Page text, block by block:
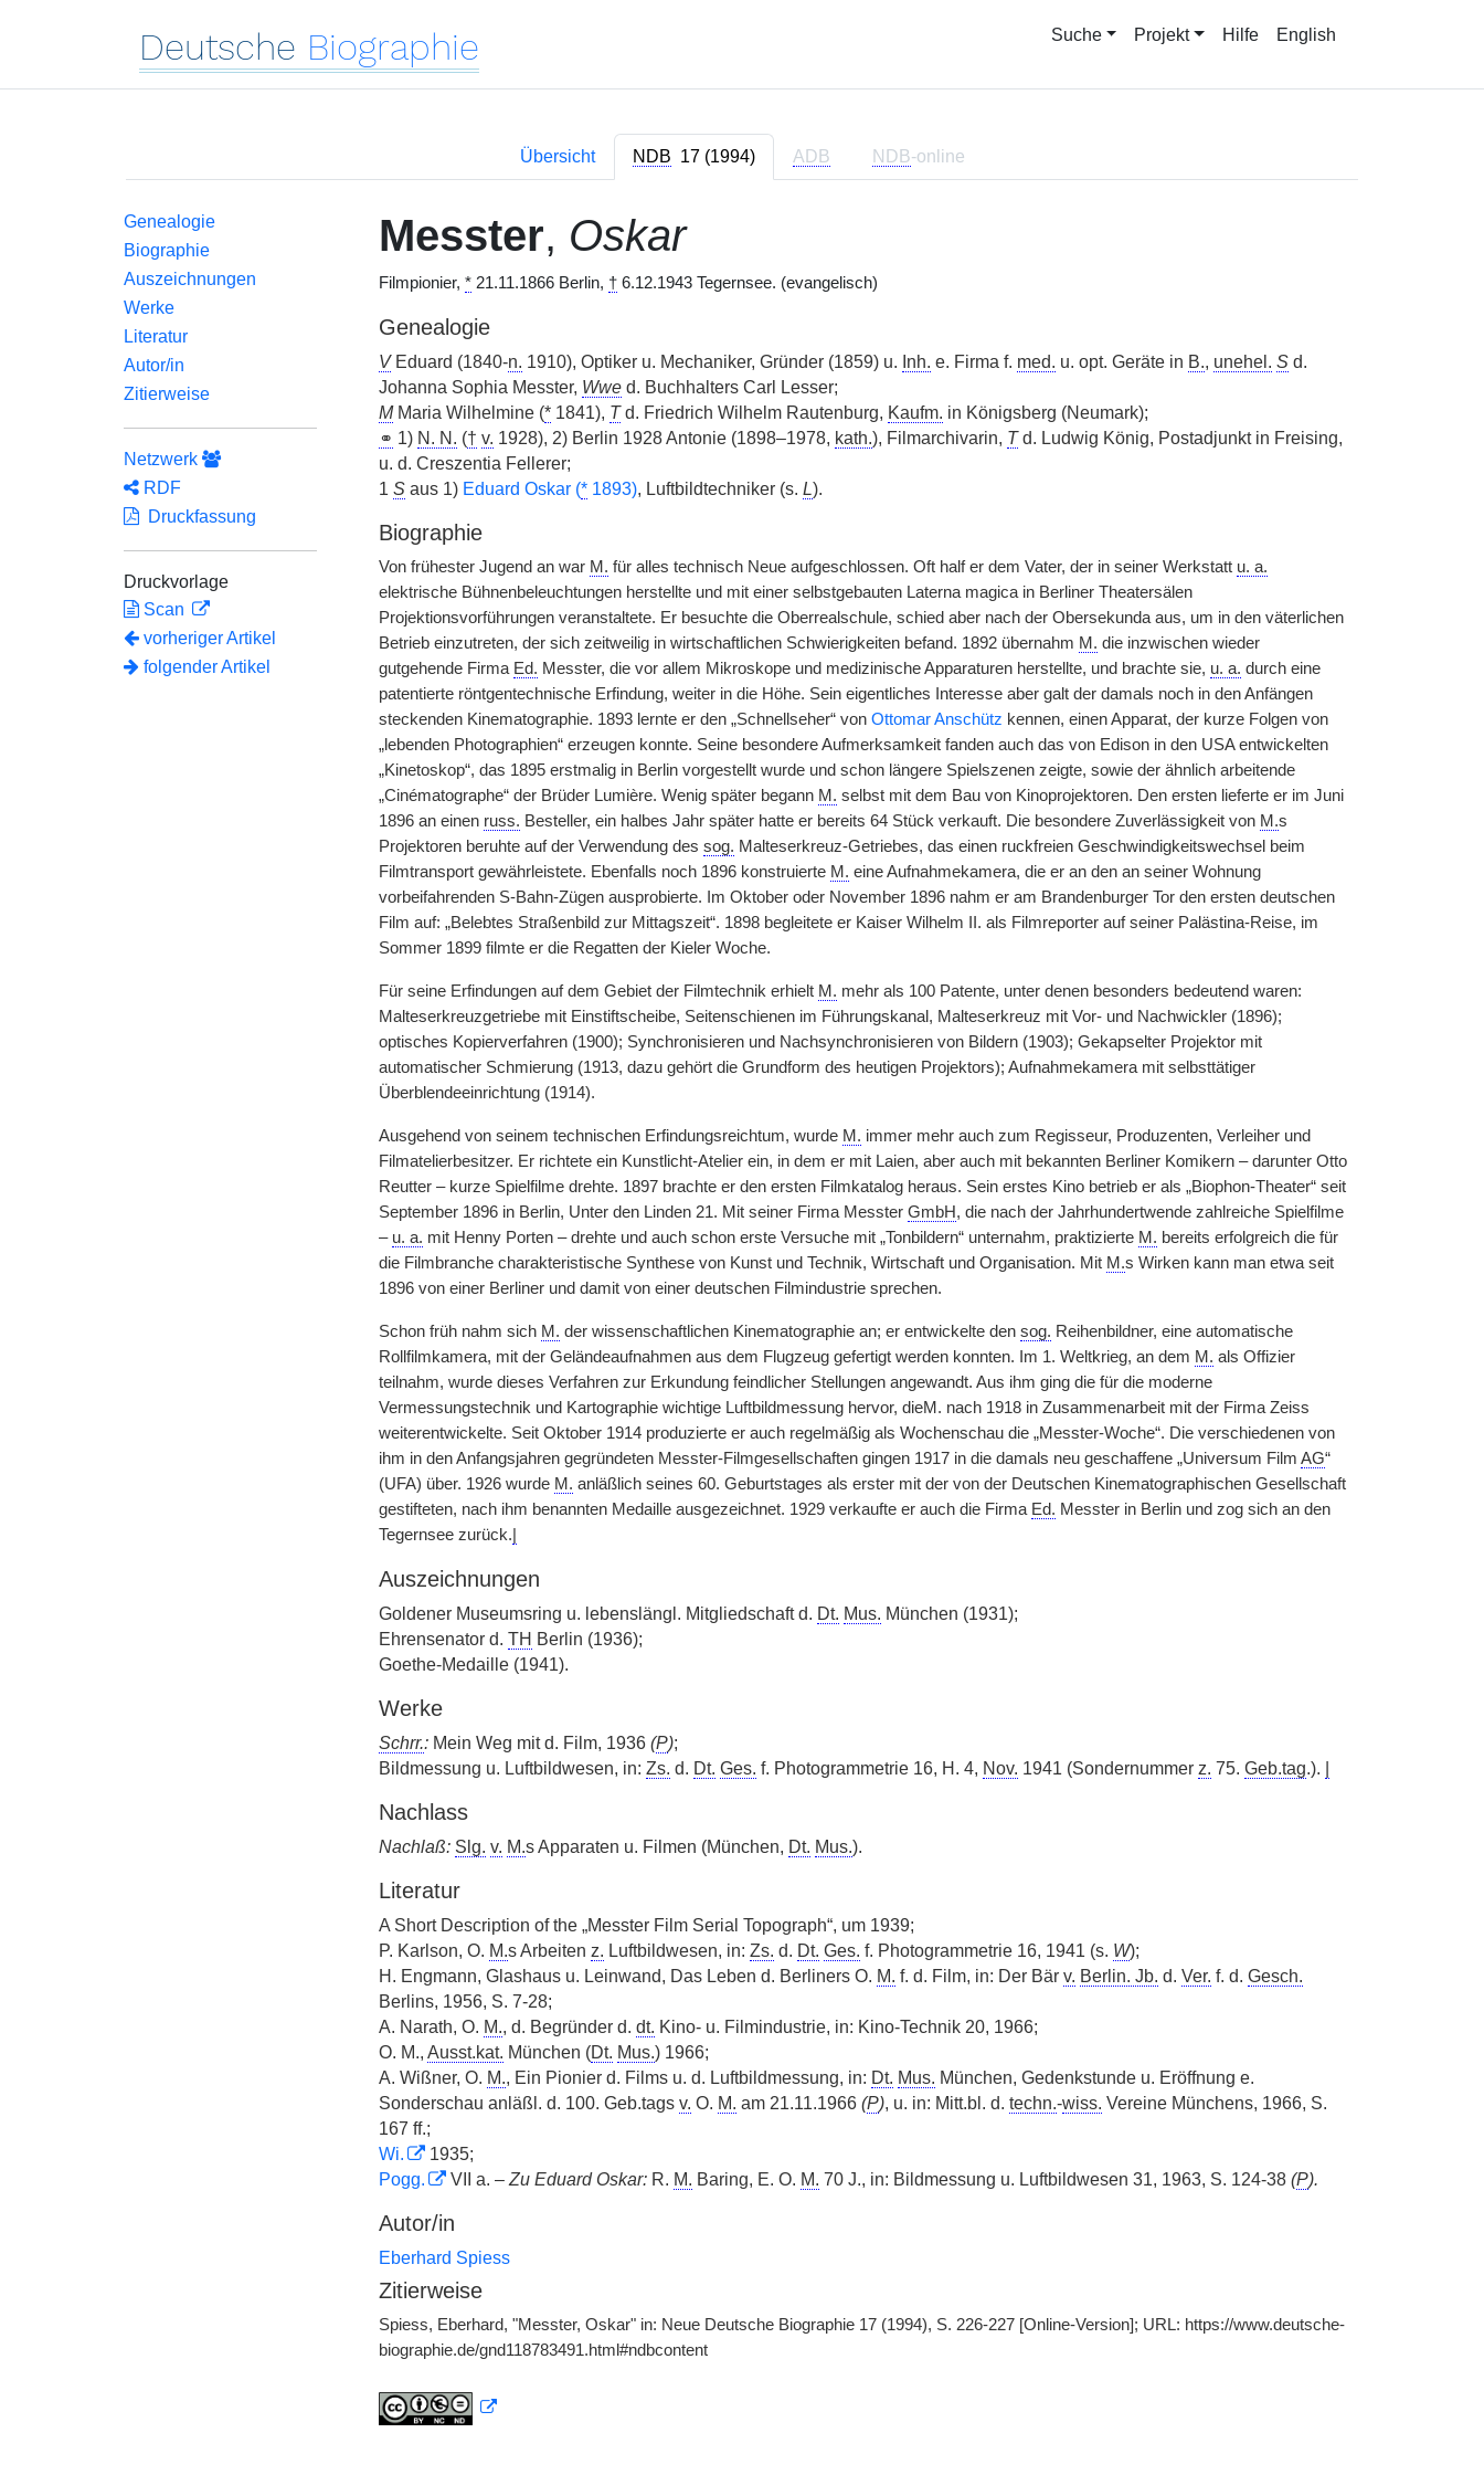
Deutsche Biographie Suche Projekt Hilfe English
Übersicht NDB 17 (1994) ADB NDB-online
Genealogie
Biographie
Auszeichnungen
Werke
Literatur
Autor/in
Zitierweise
Netzwerk
RDF
Druckfassung
Druckvorlage
Scan
vorheriger Artikel
folgender Artikel
Messter, Oskar
Filmpionier, *21.11.1866 Berlin, †6.12.1943 Tegernsee. (evangelisch)
Genealogie
VEduard (1840-n. 1910), Optiker u. Mechaniker, Gründer (1859) u. Inh. e. Firma f. med. u. opt. Geräte in B., unehel. Sd.
Johanna Sophia Messter, Wwed. Buchhalters Carl Lesser;
MMaria Wilhelmine (*1841), Td. Friedrich Wilhelm Rautenburg, Kaufm. in Königsberg (Neumark);
⚭ 1) N. N. († v. 1928), 2) Berlin 1928 Antonie (1898–1978, kath.), Filmarchivarin, Td. Ludwig König, Postadjunkt in Freising,
u. d. Creszentia Fellerer;
1 Saus 1) Eduard Oskar (*1893), Luftbildtechniker (s. L).
Biographie
Von frühester Jugend an war M. für alles technisch Neue aufgeschlossen. Oft half er dem Vater, der in seiner Werkstatt u. a.
elektrische Bühnenbeleuchtungen herstellte und mit einer selbstgebauten Laterna magica in Berliner Theatersälen
Projektionsvorführungen veranstaltete. Er besuchte die Oberrealschule, schied aber nach der Obersekunda aus, um in den väterlichen
Betrieb einzutreten, der sich zeitweilig in wirtschaftlichen Schwierigkeiten befand. 1892 übernahm M. die inzwischen wieder
gutgehende Firma Ed. Messter, die vor allem Mikroskope und medizinische Apparaturen herstellte, und brachte sie, u. a. durch eine
patentierte röntgentechnische Erfindung, weiter in die Höhe. Sein eigentliches Interesse aber galt der damals noch in den Anfängen
steckenden Kinematographie. 1893 lernte er den „Schnellseher“ von Ottomar Anschütz kennen, einen Apparat, der kurze Folgen von
„lebenden Photographien“ erzeugen konnte. Seine besondere Aufmerksamkeit fanden auch das von Edison in den USA entwickelten
„Kinetoskop“, das 1895 erstmalig in Berlin vorgestellt wurde und schon längere Spielszenen zeigte, sowie der ähnlich arbeitende
„Cinématographe“ der Brüder Lumière. Wenig später begann M. selbst mit dem Bau von Kinoprojektoren. Den ersten lieferte er im Juni
1896 an einen russ. Besteller, ein halbes Jahr später hatte er bereits 64 Stück verkauft. Die besondere Zuverlässigkeit von M.s
Projektoren beruhte auf der Verwendung des sog. Malteserkreuz-Getriebes, das einen ruckfreien Geschwindigkeitswechsel beim
Filmtransport gewährleistete. Ebenfalls noch 1896 konstruierte M. eine Aufnahmekamera, die er an den an seiner Wohnung
vorbeifahrenden S-Bahn-Zügen ausprobierte. Im Oktober oder November 1896 nahm er am Brandenburger Tor den ersten deutschen
Film auf: „Belebtes Straßenbild zur Mittagszeit“. 1898 begleitete er Kaiser Wilhelm II. als Filmreporter auf seiner Palästina-Reise, im
Sommer 1899 filmte er die Regatten der Kieler Woche.
Für seine Erfindungen auf dem Gebiet der Filmtechnik erhielt M. mehr als 100 Patente, unter denen besonders bedeutend waren:
Malteserkreuzgetriebe mit Einstiftscheibe, Seitenschienen im Führungskanal, Malteserkreuz mit Vor- und Nachwickler (1896);
optisches Kopierverfahren (1900); Synchronisieren und Nachsynchronisieren von Bildern (1903); Gekapselter Projektor mit
automatischer Schmierung (1913, dazu gehört die Grundform des heutigen Projektors); Aufnahmekamera mit selbsttätiger
Überblendeeinrichtung (1914).
Ausgehend von seinem technischen Erfindungsreichtum, wurde M. immer mehr auch| zum Regisseur, Produzenten, Verleiher und
Filmatelierbesitzer. Er richtete ein Kunstlicht-Atelier ein, in dem er mit Laien, aber auch mit bekannten Berliner Komikern – darunter Otto
Reutter – kurze Spielfilme drehte. 1897 brachte er den ersten Filmkatalog heraus. Sein erstes Kino betrieb er als „Biophon-Theater“ seit
September 1896 in Berlin, Unter den Linden 21. Mit seiner Firma Messter GmbH, die nach der Jahrhundertwende zahlreiche Spielfilme
– u. a. mit Henny Porten – drehte und auch schon erste Versuche mit „Tonbildern“ unternahm, praktizierte M. bereits erfolgreich die für
die Filmbranche charakteristische Synthese von Kunst und Technik, Wirtschaft und Organisation. Mit M.s Wirken kann man etwa seit
1896 von einer Berliner und damit von einer deutschen Filmindustrie sprechen.
Schon früh nahm sich M. der wissenschaftlichen Kinematographie an; er entwickelte den sog. Reihenbildner, eine automatische
Rollfilmkamera, mit der Geländeaufnahmen aus dem Flugzeug gefertigt werden konnten. Im 1. Weltkrieg, an dem M. als Offizier
teilnahm, wurde dieses Verfahren zur Erkundung feindlicher Stellungen angewandt. Aus ihm ging die für die moderne
Vermessungstechnik und Kartographie wichtige Luftbildmessung hervor, dieM. nach 1918 in Zusammenarbeit mit der Firma Zeiss
weiterentwickelte. Seit Oktober 1914 produzierte er auch regelmäßig als Wochenschau die „Messter-Woche“. Die verschiedenen von
ihm in den Anfangsjahren gegründeten Messter-Filmgesellschaften gingen 1917 in die damals neu geschaffene „Universum Film AG“
(UFA) über. 1926 wurde M. anläßlich seines 60. Geburtstages als erster mit der von der Deutschen Kinematographischen Gesellschaft
gestifteten, nach ihm benannten Medaille ausgezeichnet. 1929 verkaufte er auch die Firma Ed. Messter in Berlin und zog sich an den
Tegernsee zurück.
Auszeichnungen
Goldener Museumsring u. lebenslängl. Mitgliedschaft d. Dt. Mus. München (1931);
Ehrensenator d. TH Berlin (1936);
Goethe-Medaille (1941).
Werke
Schrr.:Mein Weg mit d. Film, 1936 (P);
Bildmessung u. Luftbildwesen, in: Zs. d. Dt. Ges. f. Photogrammetrie 16, H. 4, Nov. 1941 (Sondernummer z. 75. Geb.tag.).
Nachlass
Nachlaß: Slg. v. M.s Apparaten u. Filmen (München, Dt. Mus.).
Literatur
A Short Description of the „Messter Film Serial Topograph“, um 1939;
P. Karlson, O. M.s Arbeiten z. Luftbildwesen, in: Zs. d. Dt. Ges. f. Photogrammetrie 16, 1941 (s. W);
H. Engmann, Glashaus u. Leinwand, Das Leben d. Berliners O. M. f. d. Film, in: Der Bär v. Berlin. Jb. d. Ver. f. d. Gesch.
Berlins, 1956, S. 7-28;
A. Narath, O. M., d. Begründer d. dt. Kino- u. Filmindustrie, in: Kino-Technik 20, 1966;
O. M., Ausst.kat. München (Dt. Mus.) 1966;
A. Wißner, O. M., Ein Pionier d. Films u. d. Luftbildmessung, in: Dt. Mus. München, Gedenkstunde u. Eröffnung e.
Sonderschau anläßl. d. 100. Geb.tags v. O. M. am 21.11.1966 (P), u. in: Mitt.bl. d. techn.-wiss. Vereine Münchens, 1966, S.
167 ff.;
Wi.
1935;
Pogg.
VII a. – Zu Eduard Oskar:R. M. Baring, E. O. M. 70 J., in: Bildmessung u. Luftbildwesen 31, 1963, S. 124-38 (P).
Autor/in
Eberhard Spiess
Zitierweise
Spiess, Eberhard, "Messter, Oskar" in: Neue Deutsche Biographie 17 (1994), S. 226-227 [Online-Version]; URL: https://www.deutsche-
biographie.de/gnd118783491.html#ndbcontent